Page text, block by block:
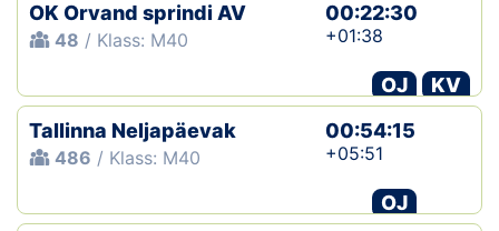
OK Orvand sprindi AV
48 / Klass: M40
00:22:30
+01:38
OJ
KV
Tallinna Neljapäevak
486 / Klass: M40
00:54:15
+05:51
OJ